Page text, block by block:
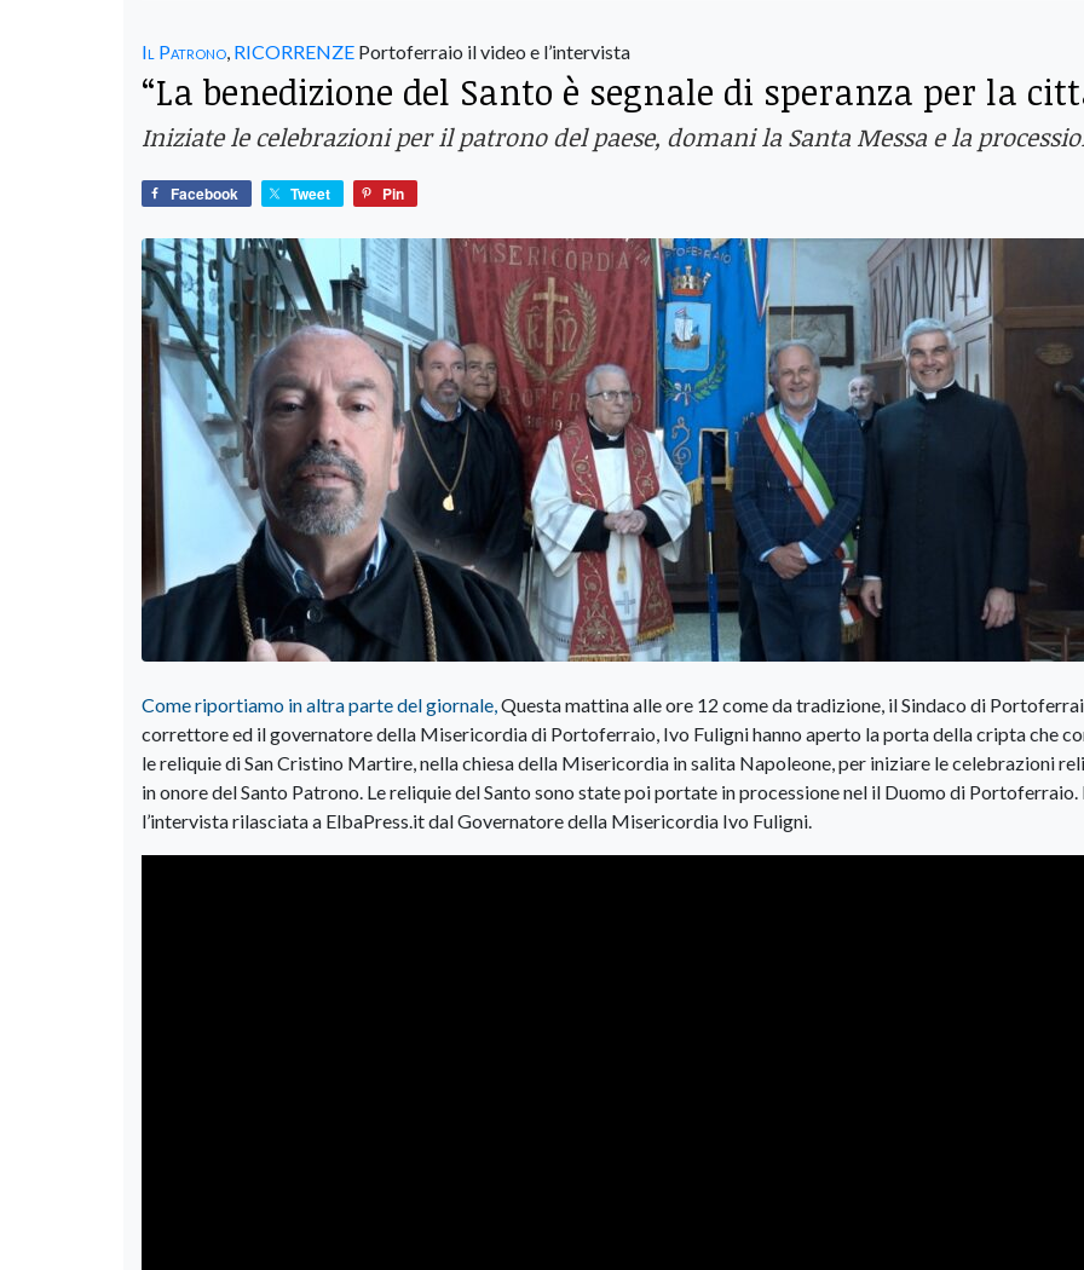
Il Patrono RICORRENZE Portoferraio il video e l’intervista
“La benedizione del Santo è segnale di speranza per la
Iniziate le celebrazioni per il patrono del paese, domani la Santa Messa e la
Facebook Tweet Pin
Come riportiamo in altra parte del giornale, Questa mattina alle ore 12 come da tradizione, il Sindaco di
correttore ed il governatore della Misericordia di Portoferraio, Ivo Fuligni hanno aperto la porta della cripta che
le reliquie di San Cristino Martire, nella chiesa della Misericordia in salita Napoleone, per iniziare le celebrazioni
in onore del Santo Patrono. Le reliquie del Santo sono state poi portate in processione nel il Duomo di Portoferraio.
l’intervista rilasciata a ElbaPress.it dal Governatore della Misericordia Ivo Fuligni.